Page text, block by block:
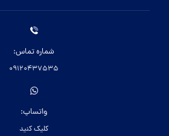
شماره تماس:
09120437535
واتساپ:
کلیک کنید